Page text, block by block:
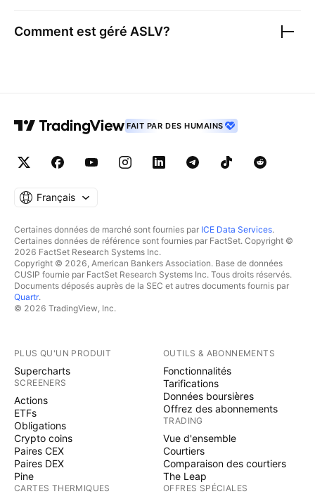
Comment est géré ASLV?
FAIT PAR DES HUMAINS
Français
Certaines données de marché sont fournies par ICE Data Services.
Certaines données de référence sont fournies par FactSet. Copyright ©
2026 FactSet Research Systems Inc.
Copyright © 2026, American Bankers Association. Base de données
CUSIP fournie par FactSet Research Systems Inc. Tous droits réservés.
Documents déposés auprès de la SEC et autres documents fournis par
Quartr.
© 2026 TradingView, Inc.
PLUS QU'UN PRODUIT
Supercharts
SCREENERS
Actions
ETFs
Obligations
Crypto coins
Paires CEX
Paires DEX
Pine
CARTES THERMIQUES
OUTILS & ABONNEMENTS
Fonctionnalités
Tarifications
Données boursières
Offrez des abonnements
TRADING
Vue d'ensemble
Courtiers
Comparaison des courtiers
The Leap
OFFRES SPÉCIALES